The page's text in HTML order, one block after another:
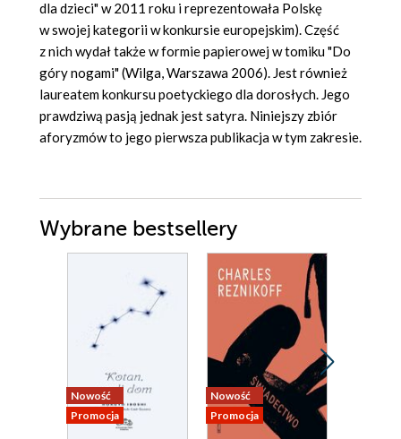
dla dzieci" w 2011 roku i reprezentowała Polskę
w swojej kategorii w konkursie europejskim). Część
z nich wydał także w formie papierowej w tomiku "Do
góry nogami" (Wilga, Warszawa 2006). Jest również
laureatem konkursu poetyckiego dla dorosłych. Jego
prawdziwą pasją jednak jest satyra. Niniejszy zbiór
aforyzmów to jego pierwsza publikacja w tym zakresie.
Wybrane bestsellery
Nowość
Promocja
Nowość
Promocja